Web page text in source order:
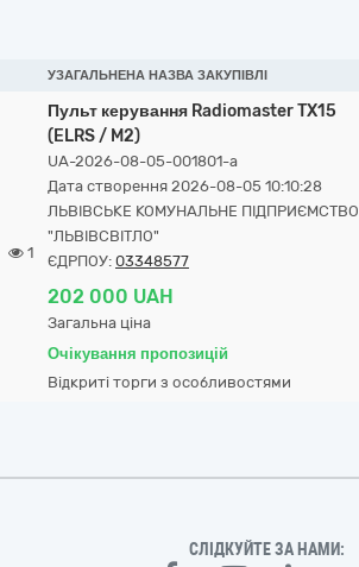
УЗАГАЛЬНЕНА НАЗВА ЗАКУПІВЛІ
1
Пульт керування Radiomaster TX15
(ELRS / M2)
UA-2026-08-05-001801-a
Дата створення 2026-08-05 10:10:28
ЛЬВІВСЬКЕ КОМУНАЛЬНЕ ПІДПРИЄМСТВО
"ЛЬВІВСВІТЛО"
ЄДРПОУ: 03348577
202 000 UAH
Загальна ціна
Очікування пропозицій
Відкриті торги з особливостями
СЛІДКУЙТЕ ЗА НАМИ: